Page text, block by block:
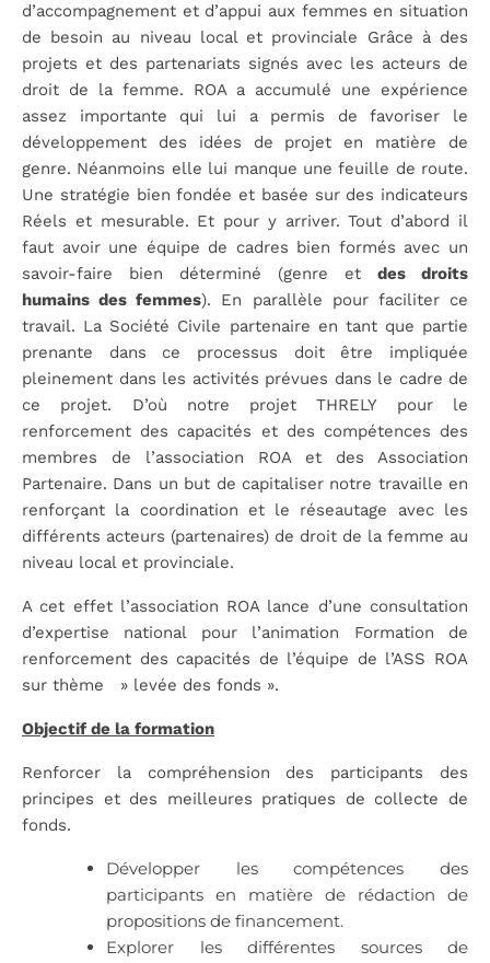
d’accompagnement et d’appui aux femmes en situation
de besoin au niveau local et provinciale Grâce à des
projets et des partenariats signés avec les acteurs de
droit de la femme. ROA a accumulé une expérience
assez importante qui lui a permis de favoriser le
développement des idées de projet en matière de
genre. Néanmoins elle lui manque une feuille de route.
Une stratégie bien fondée et basée sur des indicateurs
Réels et mesurable. Et pour y arriver. Tout d’abord il
faut avoir une équipe de cadres bien formés avec un
savoir-faire bien déterminé (genre et des droits
humains des femmes). En parallèle pour faciliter ce
travail. La Société Civile partenaire en tant que partie
prenante dans ce processus doit être impliquée
pleinement dans les activités prévues dans le cadre de
ce projet. D’où notre projet THRELY pour le
renforcement des capacités et des compétences des
membres de l’association ROA et des Association
Partenaire. Dans un but de capitaliser notre travaille en
renforçant la coordination et le réseautage avec les
différents acteurs (partenaires) de droit de la femme au
niveau local et provinciale.
A cet effet l’association ROA lance d’une consultation
d’expertise national pour l’animation Formation de
renforcement des capacités de l’équipe de l’ASS ROA
sur thème » levée des fonds ».
Objectif de la formation
Renforcer la compréhension des participants des
principes et des meilleures pratiques de collecte de
fonds.
Développer les compétences des
participants en matière de rédaction de
propositions de financement.
Explorer les différentes sources de